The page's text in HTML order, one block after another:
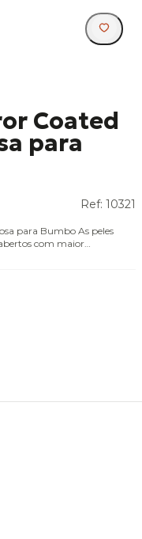
Coated
para
Ref: 10321
Bumbo As peles
com maior
de filme de 7 mil
suave e um ataque